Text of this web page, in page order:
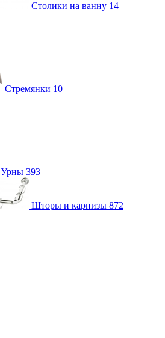
Столики на ванну 14
Стремянки 10
Урны 393
Шторы и карнизы 872